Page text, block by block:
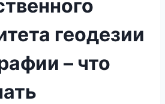
геодезии
– что